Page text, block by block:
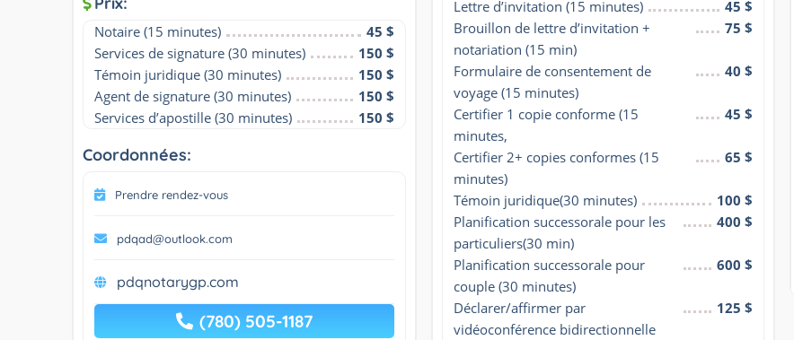
Notaire (15 minutes)
45 $
Services de signature (30 minutes)
150 $
Témoin juridique (30 minutes)
150 $
Agent de signature (30 minutes)
150 $
Services d’apostille (30 minutes)
150 $
Coordonnées:
Prendre rendez-vous
pdqad@outlook.com
pdqnotarygp.com
(780) 505-1187
Lettre d’invitation (15 minutes)
45 $
Brouillon de lettre d’invitation +
notariation (15 min)
75 $
Formulaire de consentement de
voyage (15 minutes)
40 $
Certifier 1 copie conforme (15
minutes,
45 $
Certifier 2+ copies conformes (15
minutes)
65 $
Témoin juridique(30 minutes)
100 $
Planification successorale pour les
particuliers(30 min)
400 $
Planification successorale pour
couple (30 minutes)
600 $
Déclarer/affirmer par
vidéoconférence bidirectionnelle
125 $